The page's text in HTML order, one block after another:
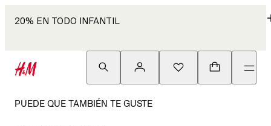
20% EN TODO INFANTIL
PUEDE QUE TAMBIÉN TE GUSTE